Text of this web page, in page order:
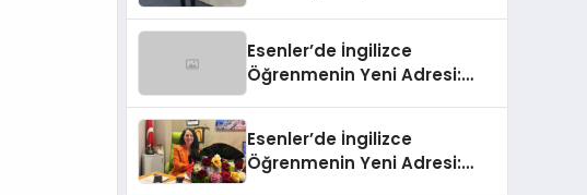
Esenler’de İngilizce
Öğrenmenin Yeni Adresi:
Esenler’de İngilizce
Öğrenmenin Yeni Adresi: